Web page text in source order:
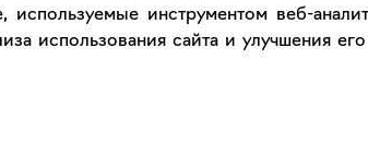
инструментом веб-
использования сайта и улучшения